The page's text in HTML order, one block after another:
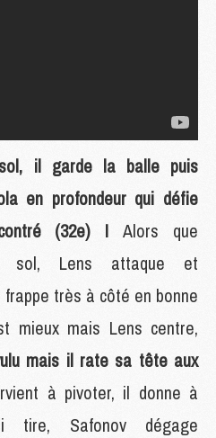
il garde la balle puis
en profondeur qui défie
(32e) !Alors que
sol, Lens attaque et
très à côté en bonne
mieux mais Lens centre,
mais il rate sa tête aux
à pivoter, il donne à
Safonov dégage